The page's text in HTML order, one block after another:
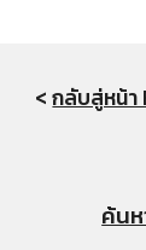
< กลับสู่หน้า
ค้น